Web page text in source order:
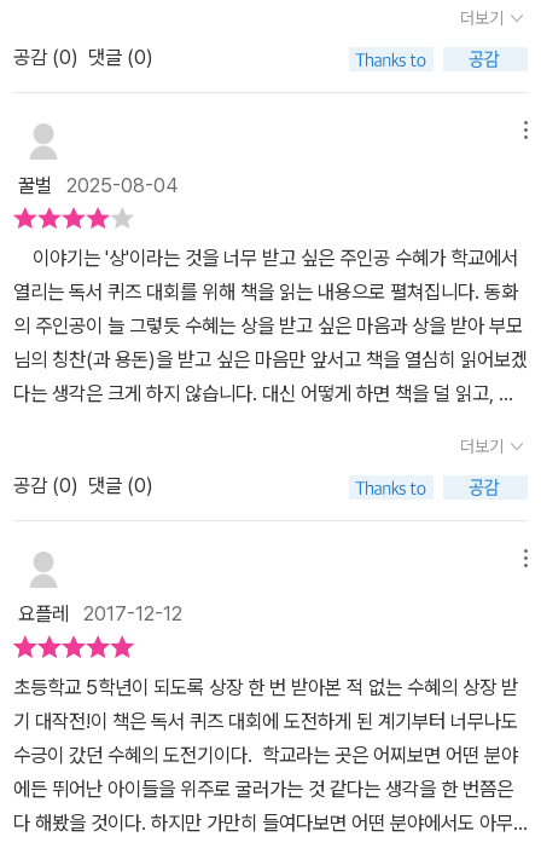
만..독서 퀴즈 대회에 나오는 책은 죄다 처음 들어보고 제목만 봐도 어
려울 듯한 느낌에 걱정하게 됩니다.상을 받고 싶지만 막상 책을 볼려
니 눈앞이 캄캄하고... 그래서 친구들이 어떻게 독서퀴즈대회를 준
비하는지...알아보기 시작합니다.어떤 친구는 독서를 시험 처럼 준비
해야 한다고도 이야기 하고..자신의 친한 친구 주희는 벌써 책을 읽어
서 모르는 부분까지 메모하고 전체적인 이야기 까지 해줍니다.막상
이야기를 듣고 나니 얼마나 자신이 무지한지...그리고 막상 책을 읽으
려고 하니 겁이 나나봅니다.그래서 미리 읽은 주희의 메모 수첩을 비
싼 샌드위치를 사주면서 빌리기 시작하지요.책을 읽지 않아도 메모한
내용만 외우면 상을 받을 수 있다는 생각에 외우기 시작하지
요. 하지만 그것도 잠시 외운 것 그대로 독후감을 쓴 내용을 보신
선생님은 수혜에게 어떻게 된 건지 물어봅니다.내용을 알고 있는 듯
설명해주십니다.그리고 주희의 메모가 책의 내용과는 다르다는 것도
보니 저절로 내용을 다 알게 되는 자신의 모습에 놀라게 됩니
닫게 되고 새로운 책을 읽게 되는 계기가 된 독서퀴즈대회!아마 대부
분의 아이들이 이런 모습을 보일 것 같아요.책 속 수혜의 모습을 통해
공감하면서 새로운 책을 어떻게 접하게 되었는지 알게 되면 그 마음
을 이해 하면서 새로운 책을 접할 때의 두려움 걱정은 없어질 것 같아
요. 어른인 저 또한 조만간 미루었던 고전을 다시 읽어봐야 겠습니다
~수혜는 상을 받는 결과물도 얻어지만 책을 재미나게 읽고 좋아하게
되는 더 큰 경험을 얻게 되는 것 같습니다.정말 아이가 책과 성장하는
불타오릅니다.어떤 상을 받을 수 있을까 생각해 봤지만..공부를 못하
니까 수학경시대회나 영어말하기대회는 안되고,글짓기대회나 독후감
가능성이 있는 상이 있긴 할까요?그런데 학교에서 독서퀴즈대회를
연다는 소식이예요.40문제중 35문제만 맞히면 누구나 '장려상'을 탈
수 있대요.바로 이거예요.이제 선정도서 6권을 읽으면 되요.그런데
내가 좋아하는 책은 한권도 없어요.<걸리버여행기>,<홍길동전>,<
몬테크리스토백작>,<지킬박사와 하이드>,<박씨부인전>,<장화홍련
전>다 듣도보도 못한 제목만 들어도 따분한 고전들이예요.도서관에
가서 책을 보니 허걱!너무 두껍고 주인공이름과 지명은 왜이리 긴지..
결국 한권도 못읽고 친구 이주희의 요약노트를 얻어 보게 되요.그런
임선생님께 이 사실을 들키고 말아요.선생님이 권해주신 학급문고는
어머 같은 책인데아이들이 쉽게 볼 수 있게 만들어진 책이라 읽기 수
월했어요.그리고 읽어보니 수혜가 좋아하는 귀신이야기, 복수이야기
들이 가득했어요.이렇게 6권을 모두 읽고 대회가 나가게 된 수혜는장
려상을 받게 되요.고전책은 재미없다는 편견을 깨고 책읽는 즐거움을
알게 된 것 같아요.수혜가 다니는 학교가 개롱초라고 나오네요.제가
사는 옆동네에 실제 있는 학교라 신기했어요. ㅋㅋ혹시 작가님이 이
동네에 사시는 걸까요? 궁금하네요.6권의 고전책 모두 나름 재미있
는 책들이어서 저도 다시한번 찾아 읽고 싶어집니다.읽은지 오래되어
내용도 가물가물 합니다.우리딸도 듣도보도 못한 책이라 무슨 책인지
궁금해 하네요.내일 도서관에 가서 찾아봐야겠어요.두꺼운 책 말고
학급문고로요. ㅎㅎ
힘을 길러주고 싶은게 엄마마음!!!그런 나의 마음을 잘 알아준 이 책...
책읽는곰에서 나온 '독서 퀴즈 대회' 주인공 수혜는 초등학교 5학년이
다. 초등학교 5학년이 되도록 상이란 것을 받아 본 적이 없고, 학교신
문에 이름이 실린 적도 없다.공부도 운동도 글짓기도 못하는 수혜에
게 상타는 것은 정말 힘든 일이다.그런 수혜가 상이라는 것에 관심이
생기고 상을 받기위해 독서 퀴즈 대회에 관심을 갖게 된다.​ 하지만 평
소에 읽는 책이라고는 흥미위주의 판타지나 공포물 등이 전부였는데,
독서 퀴즈 대회 선정도서 6권을 도서관에서 찾아보니 두껍고 책에 나
온 단어들이 어려워서 읽기힘들다.삽화를 보니 수혜가 선정도서를 찾
아서 보는 표정이 정말 아이들의 표정을 잘 잡아낸 것 같다.고전이나
조금 어려운 책을 보라고 하면 딱~ 수혜같은 표정을 짓는 아이들 얼
굴이 떠오른다. 결국 책읽기를 포기하고 다음날 학교에 가니 친구 주
희가 읽고 있는 몬테크리스토 백작과 주희의 정리 수첩을 보게 된다.
주희는 책을 읽으면서 수첩에 메모를 하면서 읽기 때문에 수혜에게
한승희.둘다 1학기때 독서 퀴즈 대회 때 상을 받은 친구들이라 1학기
때 독서 퀴즈 대회를 어떻게 준비했는지 물어보게된다.하지만 수현이
와 승희의 대답은 책을 빌리지 말고 사서 줄을 쳐가며 읽으라고 한다.
시험공부하듯이 책을 읽어야 한다는 것이다.책읽는 것이 재미가 아
닌 시험에 초점을 맞춰서 읽어야 한다는 아이들의 말에 수혜는 충격
을 받게 된다.​나 역시 이 아이들의 말이 충격이었다.책읽는 재미를 느
끼게 해주고 싶어서 학교에서 진행하는 독서퀴즈대회일텐데 그것마
저도 아이들에게는 시험으로 생각되어 스트레스를 받고 있다니......​
더보기
공감 (0) 댓글 (0)
꿀벌 2025-08-04
이야기는 '상'이라는 것을 너무 받고 싶은 주인공 수혜가 학교에서
열리는 독서 퀴즈 대회를 위해 책을 읽는 내용으로 펼쳐집니다. 동화
의 주인공이 늘 그렇듯 수혜는 상을 받고 싶은 마음과 상을 받아 부모
님의 칭찬(과 용돈)을 받고 싶은 마음만 앞서고 책을 열심히 읽어보겠
다는 생각은 크게 하지 않습니다. 대신 어떻게 하면 책을 덜 읽고, 또
선정 도서 중 한 권을 읽고 독후감을 써 보자는 말에 수혜는 책을 읽은
사람이라면 쓸 수 없는, 이상한 독후감을 써 냅니다. 결국 책을 읽지
않았다는 것을 선생님께 들키고 마는데요. '독서 퀴즈 대회의 목적은
책을 재미있게 읽는 것'이라는 선생님의 말에 수혜는 다음과 같이 대
같으니까요. 책을 재미있게 잘 읽는다 해도, 저처럼 기억력이 나빠서
등장인물 이름이나 배경이 되는 장소 이름을 외우지 못하면 문제를
풀 수 없어요. (중략) 승희 동생도 1학기 때 선정 도서를 재미있게 여
러 번 읽었지만, 시간 안에 문제를 다 풀지 못해서 상을 못 탔대요. 독
서를 잘한다고 해서 독서 퀴즈 대회에서 점수를 잘 받을 수 있는 건 아
니에요.' 저는 위의 문장을 읽고 괜히 제가 찔리는 것 같았습니다. 저
도 매년 학년말에 독서퀴즈대회를 열고는 해서, 수혜의 말이 마치 저
더보기
공감 (0) 댓글 (0)
요플레 2017-12-12
초등학교 5학년이 되도록 상장 한 번 받아본 적 없는 수혜의 상장 받
기 대작전!이 책은 독서 퀴즈 대회에 도전하게 된 계기부터 너무나도
수긍이 갔던 수혜의 도전기이다. 학교라는 곳은 어찌보면 어떤 분야
에든 뛰어난 아이들을 위주로 굴러가는 것 같다는 생각을 한 번쯤은
다 해봤을 것이다. 하지만 가만히 들여다보면 어떤 분야에서도 아무